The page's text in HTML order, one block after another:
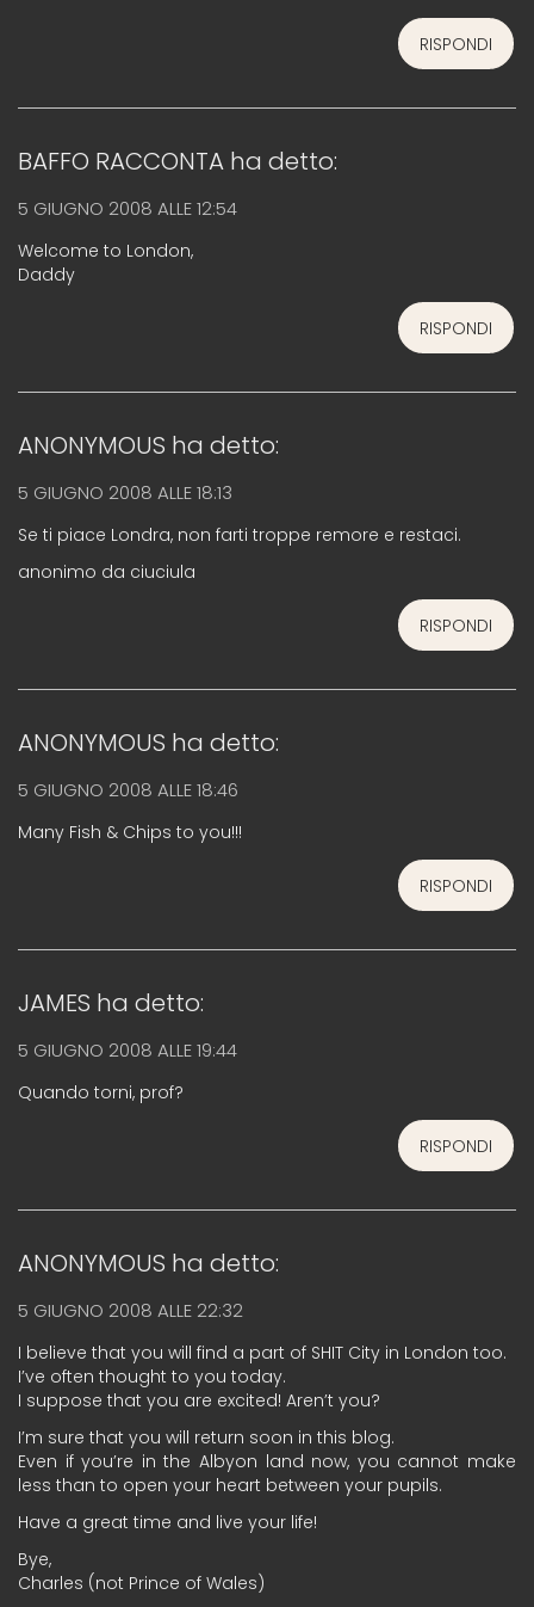
RISPONDI
BAFFO RACCONTA ha detto:
5 GIUGNO 2008 ALLE 12:54
Welcome to London,
Daddy
RISPONDI
ANONYMOUS ha detto:
5 GIUGNO 2008 ALLE 18:13
Se ti piace Londra, non farti troppe remore e restaci.
anonimo da ciuciula
RISPONDI
ANONYMOUS ha detto:
5 GIUGNO 2008 ALLE 18:46
Many Fish & Chips to you!!!
RISPONDI
JAMES ha detto:
5 GIUGNO 2008 ALLE 19:44
Quando torni, prof?
RISPONDI
ANONYMOUS ha detto:
5 GIUGNO 2008 ALLE 22:32
I believe that you will find a part of SHIT City in London too.
I’ve often thought to you today.
I suppose that you are excited! Aren’t you?
I’m sure that you will return soon in this blog.
Even if you’re in the Albyon land now, you cannot make
less than to open your heart between your pupils.
Have a great time and live your life!
Bye,
Charles (not Prince of Wales)